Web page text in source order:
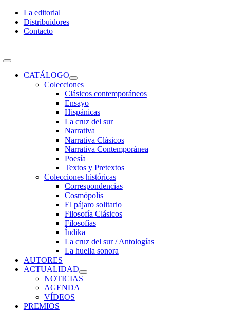
Skip
content
La editorial
Distribuidores
Contacto
Toggle
NavigationCATÁLOGO
Colecciones
Clásicos contemporáneos
Ensayo
Hispánicas
La cruz del sur
Narrativa
Narrativa Clásicos
Narrativa Contemporánea
Poesía
Textos y Pretextos
Colecciones históricas
Correspondencias
Cosmópolis
El pájaro solitario
Filosofía Clásicos
Filosofías
Índika
La cruz del sur / Antologías
La huella sonora
AUTORES
ACTUALIDAD
NOTICIAS
AGENDA
VÍDEOS
PREMIOS